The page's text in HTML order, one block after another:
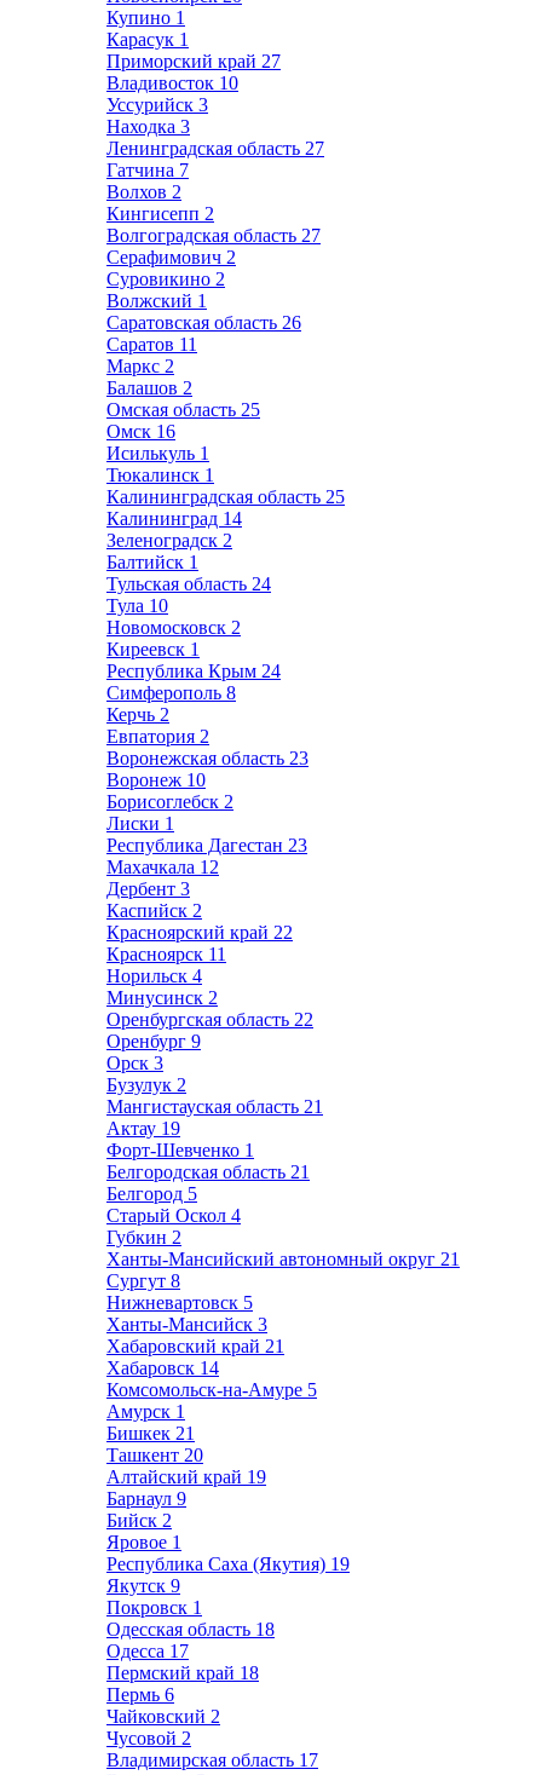
Купино 1
Карасук 1
Приморский край 27
Владивосток 10
Уссурийск 3
Находка 3
Ленинградская область 27
Гатчина 7
Волхов 2
Кингисепп 2
Волгоградская область 27
Серафимович 2
Суровикино 2
Волжский 1
Саратовская область 26
Саратов 11
Маркс 2
Балашов 2
Омская область 25
Омск 16
Исилькуль 1
Тюкалинск 1
Калининградская область 25
Калининград 14
Зеленоградск 2
Балтийск 1
Тульская область 24
Тула 10
Новомосковск 2
Киреевск 1
Республика Крым 24
Симферополь 8
Керчь 2
Евпатория 2
Воронежская область 23
Воронеж 10
Борисоглебск 2
Лиски 1
Республика Дагестан 23
Махачкала 12
Дербент 3
Каспийск 2
Красноярский край 22
Красноярск 11
Норильск 4
Минусинск 2
Оренбургская область 22
Оренбург 9
Орск 3
Бузулук 2
Мангистауская область 21
Актау 19
Форт-Шевченко 1
Белгородская область 21
Белгород 5
Старый Оскол 4
Губкин 2
Ханты-Мансийский автономный округ 21
Сургут 8
Нижневартовск 5
Ханты-Мансийск 3
Хабаровский край 21
Хабаровск 14
Комсомольск-на-Амуре 5
Амурск 1
Бишкек 21
Ташкент 20
Алтайский край 19
Барнаул 9
Бийск 2
Яровое 1
Республика Саха (Якутия) 19
Якутск 9
Покровск 1
Одесская область 18
Одесса 17
Пермский край 18
Пермь 6
Чайковский 2
Чусовой 2
Владимирская область 17